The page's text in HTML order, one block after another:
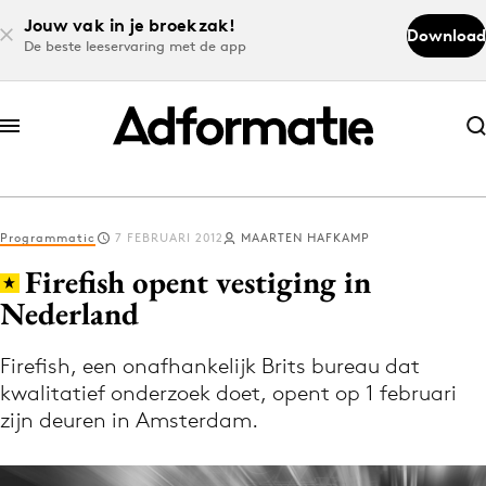
Jouw vak in je broekzak!
De beste leeservaring met de app
Download
Abonneer nu
Abonneer nu
Log in
Volg het laatste nieuws via de Adformatie
Nieuws app
Programmatic 7 FEBRUARI 2012 MAARTEN HAFKAMP
Firefish opent vestiging in
Nederland
Firefish, een onafhankelijk Brits bureau dat
kwalitatief onderzoek doet, opent op 1 februari
zijn deuren in Amsterdam.